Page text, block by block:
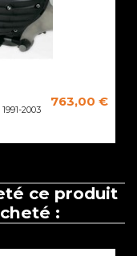
2003
763,00 €
ce produit
: